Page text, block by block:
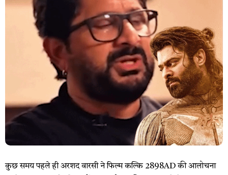
कुछ समय पहले ही अरशद वारसी ने फिल्म कल्कि 2898AD की आलोचना